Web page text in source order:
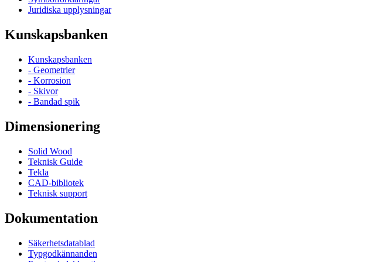
Juridiska upplysningar
Kunskapsbanken
Kunskapsbanken
- Geometrier
- Korrosion
- Skivor
- Bandad spik
Dimensionering
Solid Wood
Teknisk Guide
Tekla
CAD-bibliotek
Teknisk support
Dokumentation
Säkerhetsdatablad
Typgodkännanden